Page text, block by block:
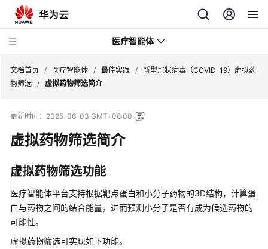
医疗智能体
新
动
态
服
务
公
告
产
文档首页 / 医疗智能体 / 最佳实践 / 新型冠状病毒（COVID-19）虚拟药
物筛选 / 虚拟药物筛选简介
更新时间： 2025-06-03 GMT+08:00
虚拟药物筛选简介
虚拟药物筛选功能
医疗智能体平台支持根据靶点蛋白和小分子药物的3D结构，计算蛋
白与药物之间的结合能量，进而预测小分子是否有成为候选药物的
可能性。
虚拟药物筛选可实现如下功能。